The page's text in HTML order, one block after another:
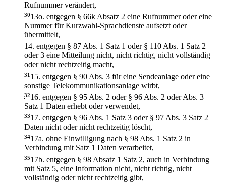
Rufnummer verändert,
3013o. entgegen § 66k Absatz 2 eine Rufnummer oder eine
Nummer für Kurzwahl-Sprachdienste aufsetzt oder
übermittelt,
14. entgegen § 87 Abs. 1 Satz 1 oder § 110 Abs. 1 Satz 2
oder 3 eine Mitteilung nicht, nicht richtig, nicht vollständig
oder nicht rechtzeitig macht,
31 15. entgegen § 90 Abs. 3 für eine Sendeanlage oder eine
sonstige Telekommunikationsanlage wirbt,
3216. entgegen § 95 Abs. 2 oder § 96 Abs. 2 oder Abs. 3
Satz 1 Daten erhebt oder verwendet,
3317. entgegen § 96 Abs. 1 Satz 3 oder § 97 Abs. 3 Satz 2
Daten nicht oder nicht rechtzeitig löscht,
3417a. ohne Einwilligung nach § 98 Abs. 1 Satz 2 in
Verbindung mit Satz 1 Daten verarbeitet,
3517b. entgegen § 98 Absatz 1 Satz 2, auch in Verbindung
mit Satz 5, eine Information nicht, nicht richtig, nicht
vollständig oder nicht rechtzeitig gibt,